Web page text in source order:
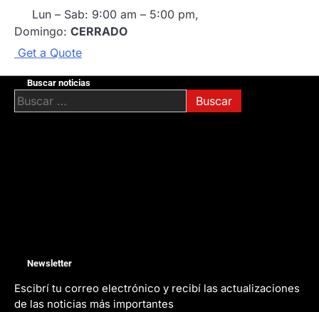
Lun – Sab: 9:00 am – 5:00 pm,
Domingo: CERRADO
Get a Quote
Buscar noticias
Buscar:
Newsletter
Escibrí tu correo electrónico y recibí las actualizaciones
de las noticias más importantes